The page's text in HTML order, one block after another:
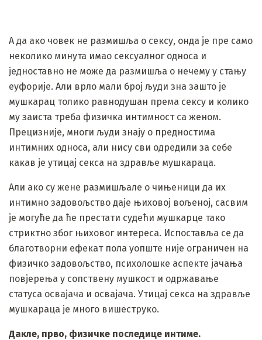
А да ако човек не размишља о сексу, онда је пре само
неколико минута имао сексуалног односа и
једноставно не може да размишља о нечему у стању
еуфорије. Али врло мали број људи зна зашто је
мушкарац толико равнодушан према сексу и колико
му заиста треба физичка интимност са женом.
Прецизније, многи људи знају о предностима
интимних односа, али нису сви одредили за себе
какав је утицај секса на здравље мушкараца.
Али ако су жене размишљале о чињеници да их
интимно задовољство даје њиховој вољеној, сасвим
је могуће да ће престати судећи мушкарце тако
стриктно због њиховог интереса. Испоставља се да
благотворни ефекат пола уопште није ограничен на
физичко задовољство, психолошке аспекте јачања
повјерења у сопствену мушкост и одржавање
статуса освајача и освајача. Утицај секса на здравље
мушкараца је много вишеструко.
Дакле, прво, физичке последице интиме.